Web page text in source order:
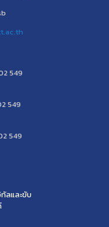
549
549
549
ลและขับ